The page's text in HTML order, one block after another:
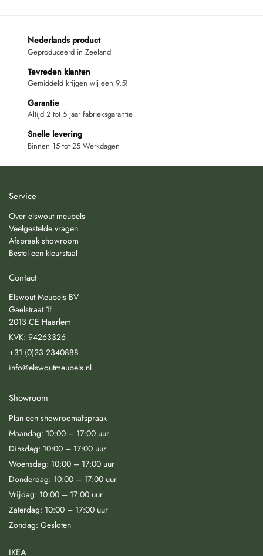
Nederlands product
Geproduceerd in Zeeland
Tevreden klanten
Gemiddeld krijgen wij een 9,5!
Garantie
Altijd 2 tot 5 jaar fabrieksgarantie
Snelle levering
Binnen 15 tot 25 Werkdagen
Service
Over elswout meubels
Veelgestelde vragen
Afspraak showroom
Bestel een kleurstaal
Contact
Elswout Meubels BV
Gaelstraat 1f
2013 CE Haarlem
KVK: 94263326
+31 (0)23 2340888
info@elswoutmeubels.nl
Showroom
Plan een showroomafspraak
Maandag: 10:00 – 17:00 uur
Dinsdag: 10:00 – 17:00 uur
Woensdag: 10:00 – 17:00 uur
Donderdag: 10:00 – 17:00 uur
Vrijdag: 10:00 – 17:00 uur
Zaterdag: 10:00 – 17:00 uur
Zondag: Gesloten
IKEA